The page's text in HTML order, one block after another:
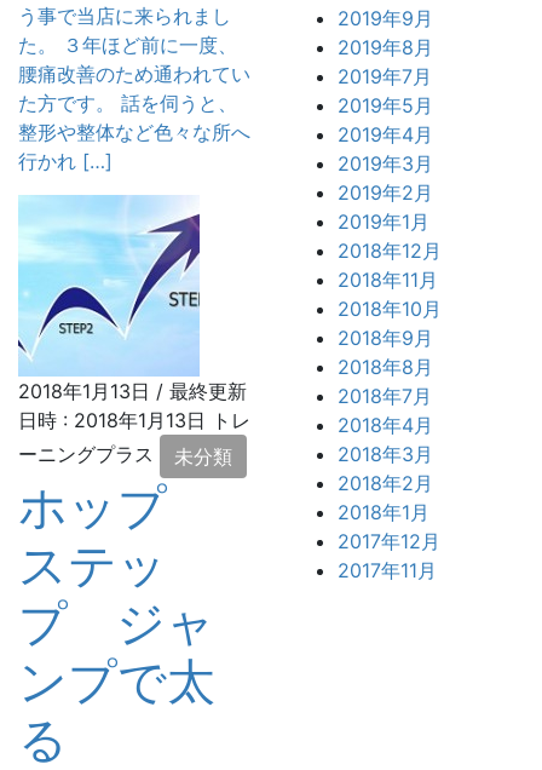
う事で当店に来られまし
た。 ３年ほど前に一度、
腰痛改善のため通われてい
た方です。 話を伺うと、
整形や整体など色々な所へ
行かれ […]
2018年1月13日 / 最終更新
日時 : 2018年1月13日
トレ
ーニングプラス
未分類
ホップ
ステッ
プ ジャ
ンプで太
る
2019年9月
2019年8月
2019年7月
2019年5月
2019年4月
2019年3月
2019年2月
2019年1月
2018年12月
2018年11月
2018年10月
2018年9月
2018年8月
2018年7月
2018年4月
2018年3月
2018年2月
2018年1月
2017年12月
2017年11月